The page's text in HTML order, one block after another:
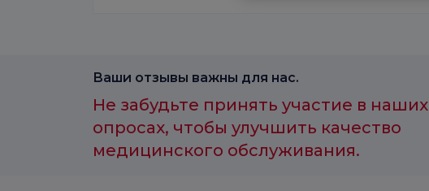
Ваши отзывы важны для нас.
Не забудьте принять участие в наших
опросах, чтобы улучшить качество
медицинского обслуживания.